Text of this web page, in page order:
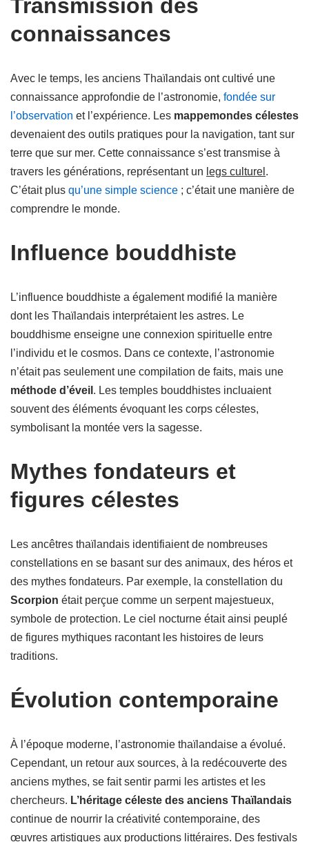
Transmission des
connaissances
Avec le temps, les anciens Thaïlandais ont cultivé une
connaissance approfondie de l’astronomie, fondée sur
l’observation et l’expérience. Les mappemondes célestes
devenaient des outils pratiques pour la navigation, tant sur
terre que sur mer. Cette connaissance s’est transmise à
travers les générations, représentant un legs culturel .
C’était plus qu’une simple science ; c’était une manière de
comprendre le monde.
Influence bouddhiste
L’influence bouddhiste a également modifié la manière
dont les Thaïlandais interprétaient les astres. Le
bouddhisme enseigne une connexion spirituelle entre
l’individu et le cosmos. Dans ce contexte, l’astronomie
n’était pas seulement une compilation de faits, mais une
méthode d’éveil . Les temples bouddhistes incluaient
souvent des éléments évoquant les corps célestes,
symbolisant la montée vers la sagesse.
Mythes fondateurs et
figures célestes
Les ancêtres thaïlandais identifiaient de nombreuses
constellations en se basant sur des animaux, des héros et
des mythes fondateurs. Par exemple, la constellation du
Scorpion était perçue comme un serpent majestueux,
symbole de protection. Le ciel nocturne était ainsi peuplé
de figures mythiques racontant les histoires de leurs
traditions.
Évolution contemporaine
À l’époque moderne, l’astronomie thaïlandaise a évolué.
Cependant, un retour aux sources, à la redécouverte des
anciens mythes, se fait sentir parmi les artistes et les
chercheurs. L’héritage céleste des anciens Thaïlandais
continue de nourrir la créativité contemporaine, des
œuvres artistiques aux productions littéraires. Des festivals